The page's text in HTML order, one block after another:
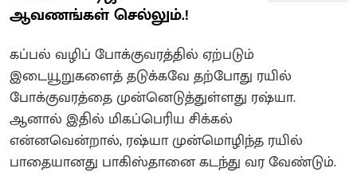
ஆவணங்கள் செல்லும்.!
கப்பல் வழிப் போக்குவரத்தில் ஏற்படும்
இடையூறுகளைத் தடுக்கவே தற்போது ரயில்
போக்குவரத்தை முன்னெடுத்துள்ளது ரஷ்யா.
ஆனால் இதில் மிகப்பெரிய சிக்கல்
என்னவென்றால், ரஷ்யா முன்மொழிந்த ரயில்
பாதையானது பாகிஸ்தானை கடந்து வர வேண்டும்.